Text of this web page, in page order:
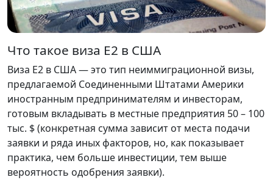
Что такое виза E2 в США
Виза E2 в США — это тип неиммиграционной визы,
предлагаемой Соединенными Штатами Америки
иностранным предпринимателям и инвесторам,
готовым вкладывать в местные предприятия 50 – 100
тыс. $ (конкретная сумма зависит от места подачи
заявки и ряда иных факторов, но, как показывает
практика, чем больше инвестиции, тем выше
вероятность одобрения заявки).